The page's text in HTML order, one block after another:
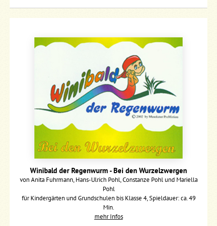
Winibald der Regenwurm - Bei den Wurzelzwergen
von Anita Fuhrmann, Hans-Ulrich Pohl, Constanze Pohl und Mariella
Pohl
für Kindergärten und Grundschulen bis Klasse 4, Spieldauer: ca. 49
Min.
mehr Infos